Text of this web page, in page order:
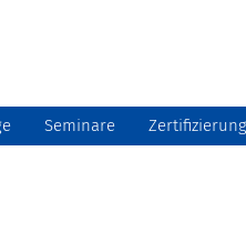
Seminare Zertifizierung